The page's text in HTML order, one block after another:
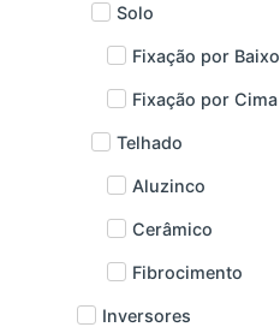
Solo
Fixação por Baixo
Fixação por Cima
Telhado
Aluzinco
Cerâmico
Fibrocimento
Inversores